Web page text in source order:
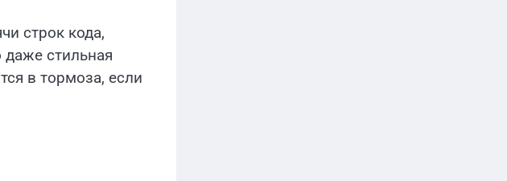
строк кода,
стильная
в тормоза, если